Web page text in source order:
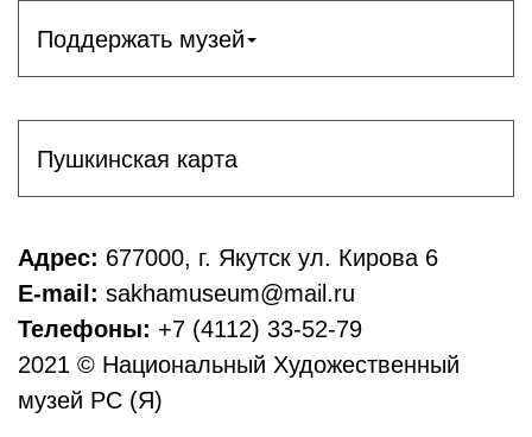
Поддержать музей
Пушкинская карта
Адрес: 677000, г. Якутск ул. Кирова 6
E-mail: sakhamuseum@mail.ru
Телефоны: +7 (4112) 33-52-79
2021 © Национальный Художественный
музей РС (Я)